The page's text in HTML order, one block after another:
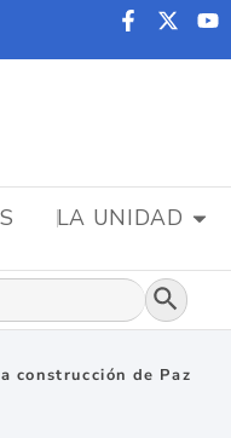
LA UNIDAD
Botón
construcción de Paz